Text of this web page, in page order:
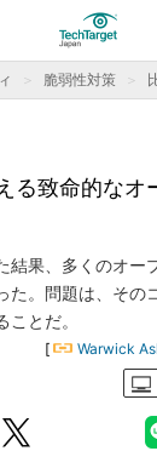
脆弱性対策
る致命的なオ
結果、多くのオー
た。問題は、その
とだ。
[ Warwick